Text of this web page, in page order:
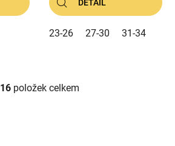
DETAIL
23-26 27-30 31-34
O
16položek celkem